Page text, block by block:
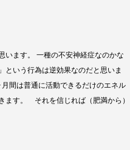
います。 一種の不安神経症なのかな
いう行為は逆効果なのだと思いま
間は普通に活動できるだけのエネル
ます。 それを信じれば（肥満から）